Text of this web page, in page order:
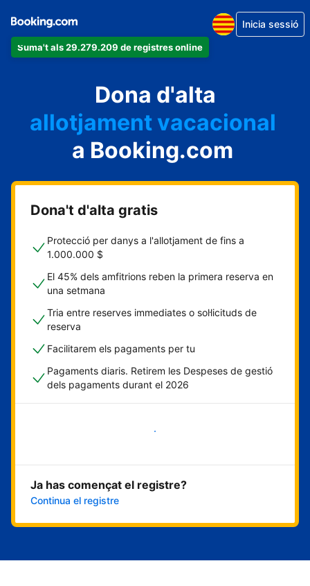
Suma't als 29.279.209 de registres online
Inicia sessió
Dona d'alta
un apartament
un hotel
allotjament vacacional
un hostal
una casa rural
a Booking.com
Dona't d'alta gratis
Protecció per danys a l'allotjament de fins a
1.000.000 $
El 45% dels amfitrions reben la primera reserva en
una setmana
Tria entre reserves immediates o sol·licituds de
reserva
Facilitarem els pagaments per tu
Pagaments diaris. Retirem les Despeses de gestió
dels pagaments durant el 2026
Comença ara
Ja has començat el registre?
Continua el registre